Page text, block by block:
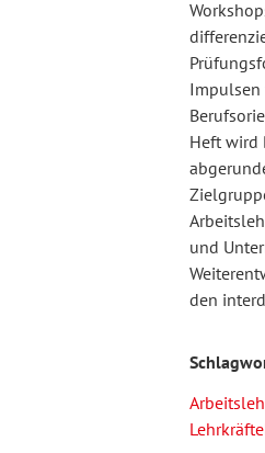
Impulsen
Heft wird
und
den